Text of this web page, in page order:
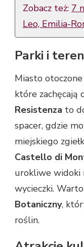
Zobacz też: 7
Leo, Emilia-
Parki i
Miasto
które zachęcają
Resistenza to
spacer, gdzie
miejskiego
Castello di
urokliwe widoki
wycieczki.
Botaniczny,
roślin.